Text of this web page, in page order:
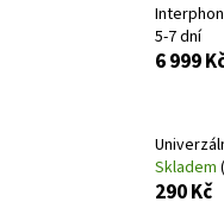
5-7 dní
6 999
Skladem
290 Kč